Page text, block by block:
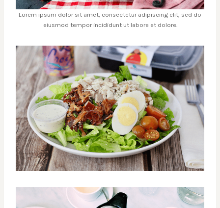
Lorem ipsum dolor sit amet, consectetur adipiscing elit, sed do
eiusmod tempor incididunt ut labore et dolore.